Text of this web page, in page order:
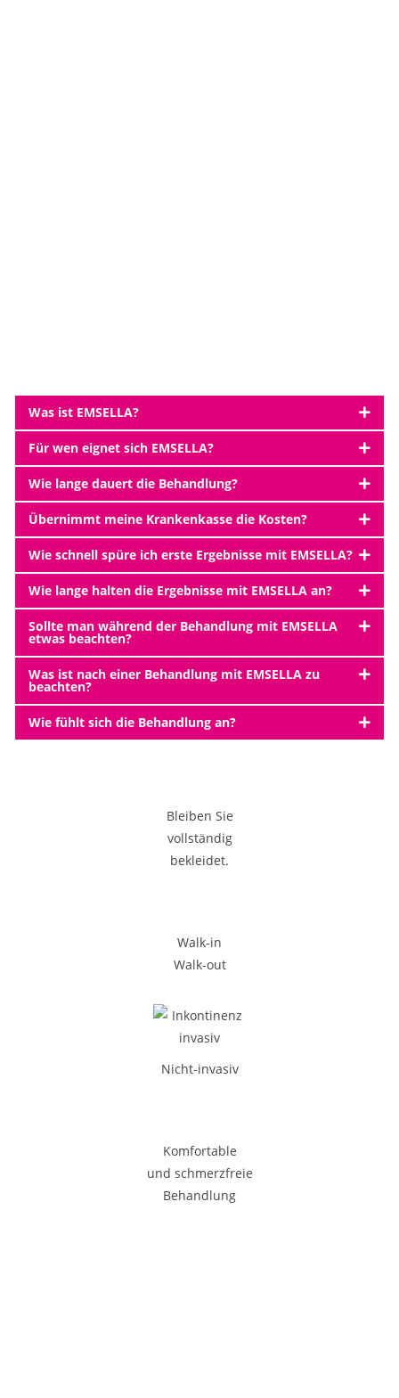
Was ist EMSELLA?
Für wen eignet sich EMSELLA?
Wie lange dauert die Behandlung?
Übernimmt meine Krankenkasse die Kosten?
Wie schnell spüre ich erste Ergebnisse mit EMSELLA?
Wie lange halten die Ergebnisse mit EMSELLA an?
Sollte man während der Behandlung mit EMSELLA
etwas beachten?
Was ist nach einer Behandlung mit EMSELLA zu
beachten?
Wie fühlt sich die Behandlung an?
Bleiben Sie
vollständig
bekleidet.
Walk-in
Walk-out
Nicht-invasiv
Komfortable
und schmerzfreie
Behandlung